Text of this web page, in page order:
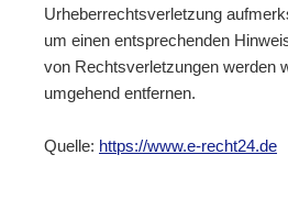
Urheberrechtsverletzung
um einen entsprechenden
von Rechtsverletzungen werden
umgehend entfernen.
Quelle: https://www.e-recht24.de